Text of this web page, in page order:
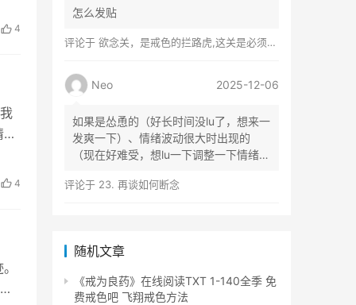
4
4
怎么发贴
评论于 欲念关，是戒色的拦路虎,这关是必须过的
Neo 2025-12-06
如果是怂恿的（好长时间没lu了，想来一
发爽一下）、情绪波动很大时出现的
（现在好难受，想lu一下调整一下情绪）
评论于 23. 再谈如何断念
随机文章
《戒为良药》在线阅读TXT 1-140全季 免
费戒色吧 飞翔戒色方法